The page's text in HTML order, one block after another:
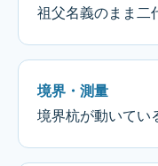
祖父名義のまま二
境界・測量
境界杭が動いてい